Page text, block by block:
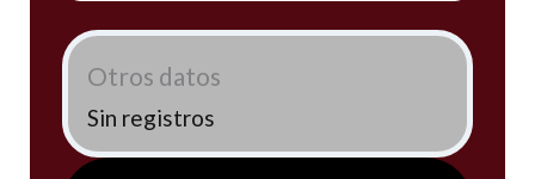
Otros datos
Sin registros